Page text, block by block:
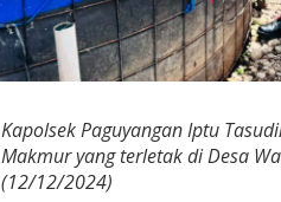
a
g
u
y
n
g
a
n
Kapolsek Paguyangan Iptu
Makmur yang terletak di Desa
(12/12/2024)